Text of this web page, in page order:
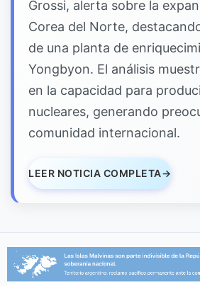
Grossi, alerta sobre la
Corea del Norte,
de una planta de
Yongbyon. El análisis
en la capacidad para
nucleares, generando
comunidad internacional.
LEER NOTICIA COMPLETA→